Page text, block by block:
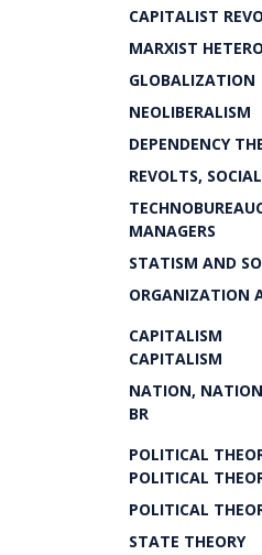
CAPITALIST
MARXIST
GLOBALIZATION
NEOLIBERALISM
DEPENDENCY
REVOLTS,
MANAGERS
STATISM AND
ORGANIZATION
CAPITALISM
CAPITALISM
NATION,
BR
POLITICAL
POLITICAL
POLITICAL
STATE THEORY